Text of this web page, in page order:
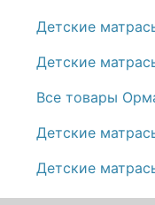
Детские
Детские
Все товары
Детские
Детские